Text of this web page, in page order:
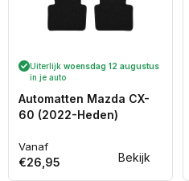
Bekijk
Uiterlijk woensdag 12 augustus
in je auto
Automatten Mazda CX-
60 (2022-Heden)
Normale
prijs
Vanaf
€26,95